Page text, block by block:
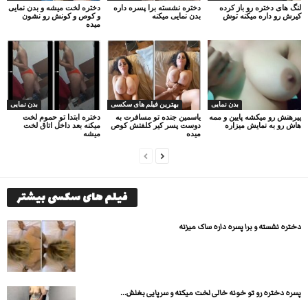
دختره لخت میشه و بدن نمایی
و کوص و کونش رو نشون
میده
دختره نشسته برا پسره داره
بدن نمایی میکنه
لنگ های دختره رو باز کرده
کیرش رو داره میکنه توش
بدن نمایی
دختره ابتدا تو حموم لخت
میکنه بعد داخل اتاق لخت
میشه
بهترین فیلم های سکسی
یاسمین جنده تو مسافرت به
دوست پسر کیر کلفتش کوص
میده
بدن نمایی
پیرهنش رو میکشه پایین و ممه
هاش رو به نمایش میزاره
فیلم های سکسی بیشتر
دختره نشسته و برا پسره داره ساک میزنه
پسره دختره رو تو خونه خالی لخت میکنه و سرپایی بغلش...